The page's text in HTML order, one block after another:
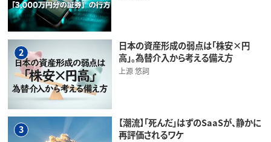
2
日本の資産形成の弱点は「株安×円
高」。為替介入から考える備え方
上源 悠詞
3
【潮流】「死んだ」はずのSaaSが、静かに
再評価されるワケ